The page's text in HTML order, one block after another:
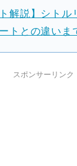
解説】シトル
トとの違いま
スポンサーリンク